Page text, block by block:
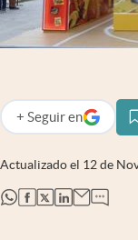
Clase
Eventos Corporativos
El Cronista Studio
Mediakit
Actualizado el 12 de
+ Seguir en
abre en nueva
abre en nueva
abre en nueva
abre en
abre en